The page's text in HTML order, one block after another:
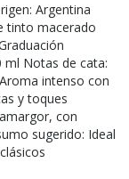
Argentina
tinto macerado
ml Notas de cata:
intenso con
y toques
con
sugerido: Ideal